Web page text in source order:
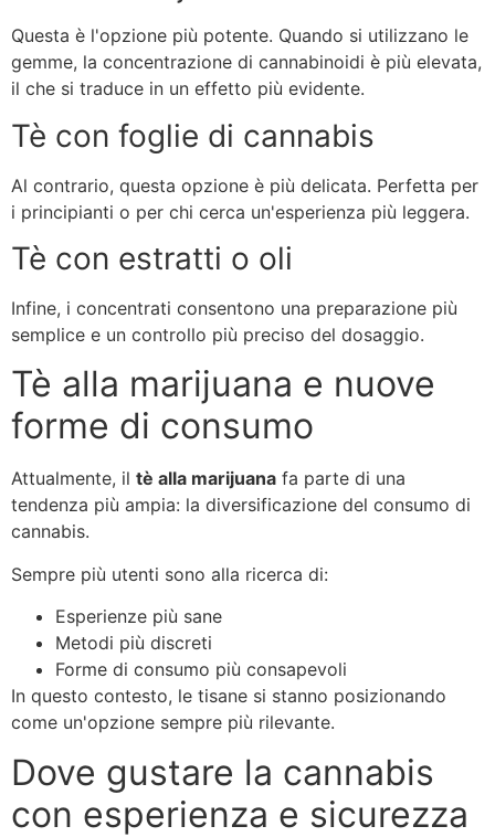
Questa è l'opzione più potente. Quando si utilizzano le
gemme, la concentrazione di cannabinoidi è più elevata,
il che si traduce in un effetto più evidente.
Tè con foglie di cannabis
Al contrario, questa opzione è più delicata. Perfetta per
i principianti o per chi cerca un'esperienza più leggera.
Tè con estratti o oli
Infine, i concentrati consentono una preparazione più
semplice e un controllo più preciso del dosaggio.
Tè alla marijuana e nuove
forme di consumo
Attualmente, il tè alla marijuana fa parte di una
tendenza più ampia: la diversificazione del consumo di
cannabis.
Sempre più utenti sono alla ricerca di:
Esperienze più sane
Metodi più discreti
Forme di consumo più consapevoli
In questo contesto, le tisane si stanno posizionando
come un'opzione sempre più rilevante.
Dove gustare la cannabis
con esperienza e sicurezza